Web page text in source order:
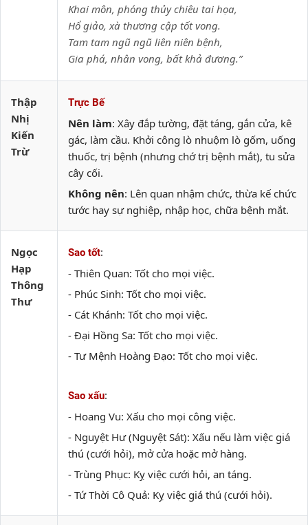
Khai môn, phóng thủy chiêu tai họa,
Hổ giảo, xà thương cập tốt vong.
Tam tam ngũ ngũ liên niên bệnh,
Gia phá, nhân vong, bất khả đương.”
Thập
Nhị
Kiến
Trừ
Trực Bế
Nên làm: Xây đắp tường, đặt táng, gắn cửa, kê
gác, làm cầu. Khởi công lò nhuộm lò gốm, uống
thuốc, trị bệnh (nhưng chớ trị bệnh mắt), tu sửa
cây cối.
Không nên: Lên quan nhậm chức, thừa kế chức
tước hay sự nghiệp, nhập học, chữa bệnh mắt.
Ngọc
Hạp
Thông
Thư
Sao tốt:
- Thiên Quan: Tốt cho mọi việc.
- Phúc Sinh: Tốt cho mọi việc.
- Cát Khánh: Tốt cho mọi việc.
- Đại Hồng Sa: Tốt cho mọi việc.
- Tư Mệnh Hoàng Đạo: Tốt cho mọi việc.
Sao xấu:
- Hoang Vu: Xấu cho mọi công việc.
- Nguyệt Hư (Nguyệt Sát): Xấu nếu làm việc giá
thú (cưới hỏi), mở cửa hoặc mở hàng.
- Trùng Phục: Kỵ việc cưới hỏi, an táng.
- Tứ Thời Cô Quả: Kỵ việc giá thú (cưới hỏi).